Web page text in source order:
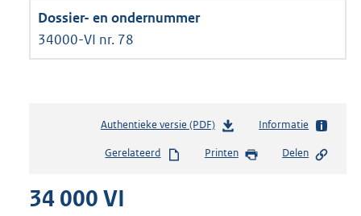
34000-VI nr. 78
Authentieke versie (PDF)b
s
Informatie
Gerelateerd Printen Delen
34 000 VI